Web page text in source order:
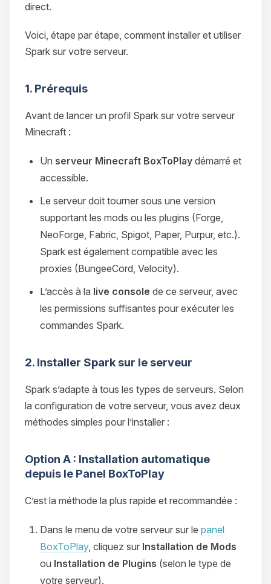
direct.
Voici, étape par étape, comment installer et utiliser
Spark sur votre serveur.
1. Prérequis
Avant de lancer un profil Spark sur votre serveur
Minecraft :
Un serveur Minecraft BoxToPlay démarré et
accessible.
Le serveur doit tourner sous une version
supportant les mods ou les plugins (Forge,
NeoForge, Fabric, Spigot, Paper, Purpur, etc.).
Spark est également compatible avec les
proxies (BungeeCord, Velocity).
L’accès à la live console de ce serveur, avec
les permissions suffisantes pour exécuter les
commandes Spark.
2. Installer Spark sur le serveur
Spark s’adapte à tous les types de serveurs. Selon
la configuration de votre serveur, vous avez deux
méthodes simples pour l’installer :
Option A : Installation automatique
depuis le Panel BoxToPlay
C’est la méthode la plus rapide et recommandée :
Dans le menu de votre serveur sur le panel
BoxToPlay, cliquez sur Installation de Mods
ou Installation de Plugins (selon le type de
votre serveur).